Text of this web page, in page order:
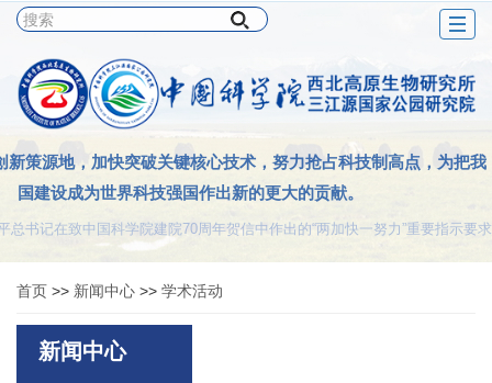
新策源地，加快突破关键核心技术，努力抢占科技制高点，为把我
国建设成为世界科技强国作出新的更大的贡献。
书记在致中国科学院建院70周年贺信中作出的“两加快一努力”重要指示要求
首页 >> 新闻中心 >> 学术活动
新闻中心